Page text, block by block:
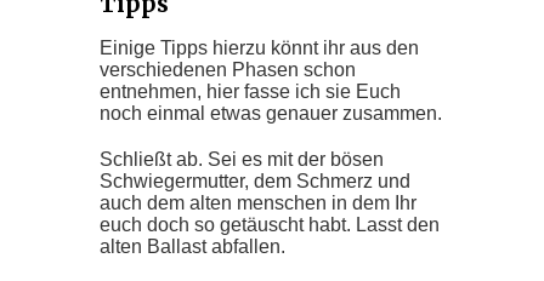
Einige Tipps hierzu könnt ihr aus den
verschiedenen Phasen schon
entnehmen, hier fasse ich sie Euch
noch einmal etwas genauer zusammen.
Schließt ab. Sei es mit der bösen
Schwiegermutter, dem Schmerz und
auch dem alten menschen in dem Ihr
euch doch so getäuscht habt. Lasst den
alten Ballast abfallen.